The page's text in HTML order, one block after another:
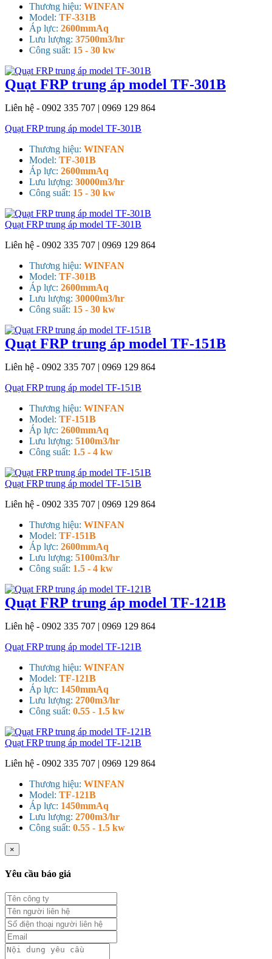
Thương hiệu: WINFAN
Model: TF-331B
Áp lực: 2600mmAq
Lưu lượng: 37500m3/hr
Công suất: 15 - 30 kw
Quạt FRP trung áp model TF-301B
Liên hệ - 0902 335 707 | 0969 129 864
Quạt FRP trung áp model TF-301B
Thương hiệu: WINFAN
Model: TF-301B
Áp lực: 2600mmAq
Lưu lượng: 30000m3/hr
Công suất: 15 - 30 kw
Quạt FRP trung áp model TF-301B
Liên hệ - 0902 335 707 | 0969 129 864
Thương hiệu: WINFAN
Model: TF-301B
Áp lực: 2600mmAq
Lưu lượng: 30000m3/hr
Công suất: 15 - 30 kw
Quạt FRP trung áp model TF-151B
Liên hệ - 0902 335 707 | 0969 129 864
Quạt FRP trung áp model TF-151B
Thương hiệu: WINFAN
Model: TF-151B
Áp lực: 2600mmAq
Lưu lượng: 5100m3/hr
Công suất: 1.5 - 4 kw
Quạt FRP trung áp model TF-151B
Liên hệ - 0902 335 707 | 0969 129 864
Thương hiệu: WINFAN
Model: TF-151B
Áp lực: 2600mmAq
Lưu lượng: 5100m3/hr
Công suất: 1.5 - 4 kw
Quạt FRP trung áp model TF-121B
Liên hệ - 0902 335 707 | 0969 129 864
Quạt FRP trung áp model TF-121B
Thương hiệu: WINFAN
Model: TF-121B
Áp lực: 1450mmAq
Lưu lượng: 2700m3/hr
Công suất: 0.55 - 1.5 kw
Quạt FRP trung áp model TF-121B
Liên hệ - 0902 335 707 | 0969 129 864
Thương hiệu: WINFAN
Model: TF-121B
Áp lực: 1450mmAq
Lưu lượng: 2700m3/hr
Công suất: 0.55 - 1.5 kw
×
Yêu cầu báo giá